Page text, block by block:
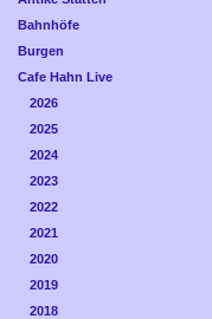
Bahnhöfe
Burgen
Cafe Hahn Live
2026
2025
2024
2023
2022
2021
2020
2019
2018